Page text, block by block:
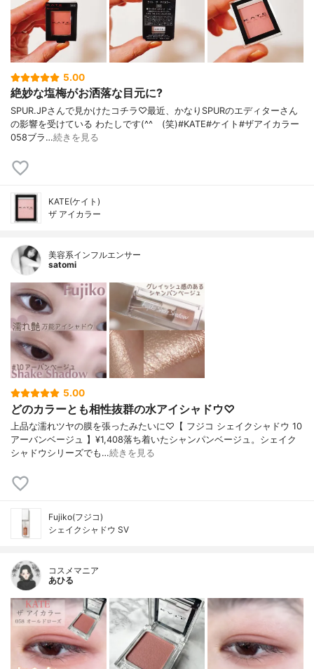
5.00
絶妙な塩梅がお洒落な目元に?
SPUR.JPさんで見かけたコチラ♡最近、かなりSPURのエディターさん
の影響を受けている わたしです(^^ゞ(笑)#KATE#ケイト#ザアイカラー
058ブラ…続きを見る
KATE(ケイト)
ザ アイカラー
美容系インフルエンサー
satomi
5.00
どのカラーとも相性抜群の水アイシャドウ♡
上品な濡れツヤの膜を張ったみたいに♡【 フジコ シェイクシャドウ 10
アーバンベージュ 】¥1,408落ち着いたシャンパンベージュ。シェイク
シャドウシリーズでも…続きを見る
Fujiko(フジコ)
シェイクシャドウ SV
コスメマニア
あひる